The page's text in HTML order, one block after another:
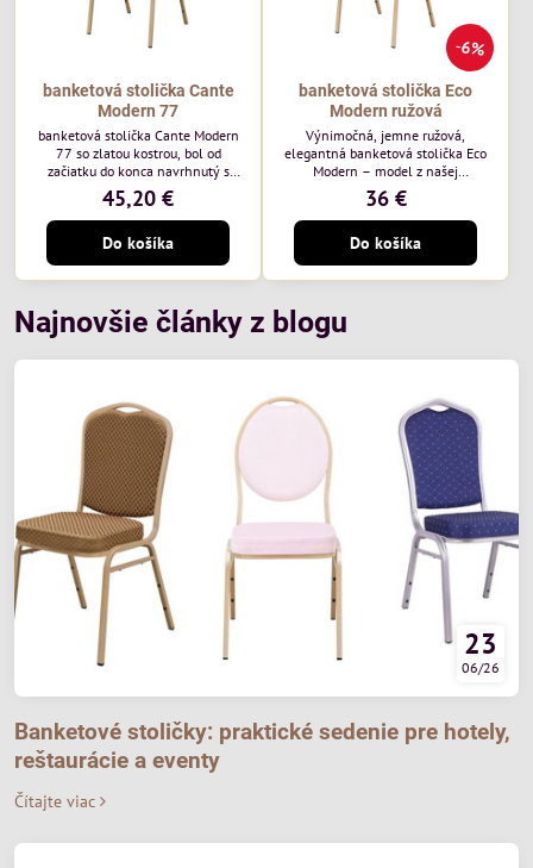
banketová stolička Cante
Modern 77
banketová stolička Cante Modern
77 so zlatou kostrou, bol od
začiatku do konca navrhnutý s
ohľadom na elegantné a
sofistikované priestory pre
pohostinstvá. Má zlatý rám a
čalúnenie Moss 07 od poľskej
značky Davis – béžová farba s
mäkkým povrchom je ideálna do
kombinuje klasický dizajn s
modernou funkčnosťou. Je odolná,
45,20 €
Do košíka
6%
banketová stolička Eco
Modern ružová
Výnimočná, jemne ružová,
elegantná banketová stolička Eco
Modern – model z našej
ekonomicky výhodnej rady. Táto
nová verzia je ešte lepšie
prispôsobená potrebám moderných
pohostinských priestorov, ako sú
hotely a reštaurácie. Medzi jej
charakteristické znaky patrí
gramážou 210 g/m2, odolný
oceľový rám, stohovateľný až 19
36 €
Do košíka
Najnovšie články z blogu
23
06/26
Banketové stoličky: praktické sedenie pre hotely,
reštaurácie a eventy
Čítajte viac